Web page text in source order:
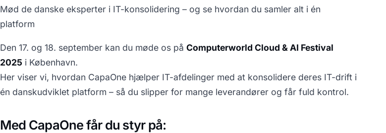
Mød de danske eksperter i IT-konsolidering – og se hvordan du samler alt i én
platform
Den 17. og 18. september kan du møde os på Computerworld Cloud & AI Festival
2025 i København.
Her viser vi, hvordan CapaOne hjælper IT-afdelinger med at konsolidere deres IT-drift i
én danskudviklet platform – så du slipper for mange leverandører og får fuld kontrol.
Med CapaOne får du styr på: